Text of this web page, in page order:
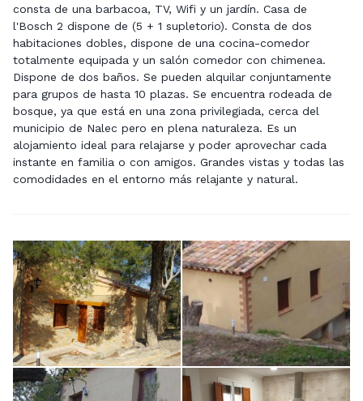
consta de una barbacoa, TV, Wifi y un jardín. Casa de
l'Bosch 2 dispone de (5 + 1 supletorio). Consta de dos
habitaciones dobles, dispone de una cocina-comedor
totalmente equipada y un salón comedor con chimenea.
Dispone de dos baños. Se pueden alquilar conjuntamente
para grupos de hasta 10 plazas. Se encuentra rodeada de
bosque, ya que está en una zona privilegiada, cerca del
municipio de Nalec pero en plena naturaleza. Es un
alojamiento ideal para relajarse y poder aprovechar cada
instante en familia o con amigos. Grandes vistas y todas las
comodidades en el entorno más relajante y natural.